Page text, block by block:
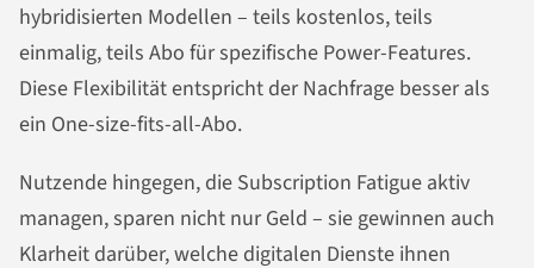
hybridisierten Modellen – teils kostenlos, teils
einmalig, teils Abo für spezifische Power-Features.
Diese Flexibilität entspricht der Nachfrage besser als
ein One-size-fits-all-Abo.
Nutzende hingegen, die Subscription Fatigue aktiv
managen, sparen nicht nur Geld – sie gewinnen auch
Klarheit darüber, welche digitalen Dienste ihnen